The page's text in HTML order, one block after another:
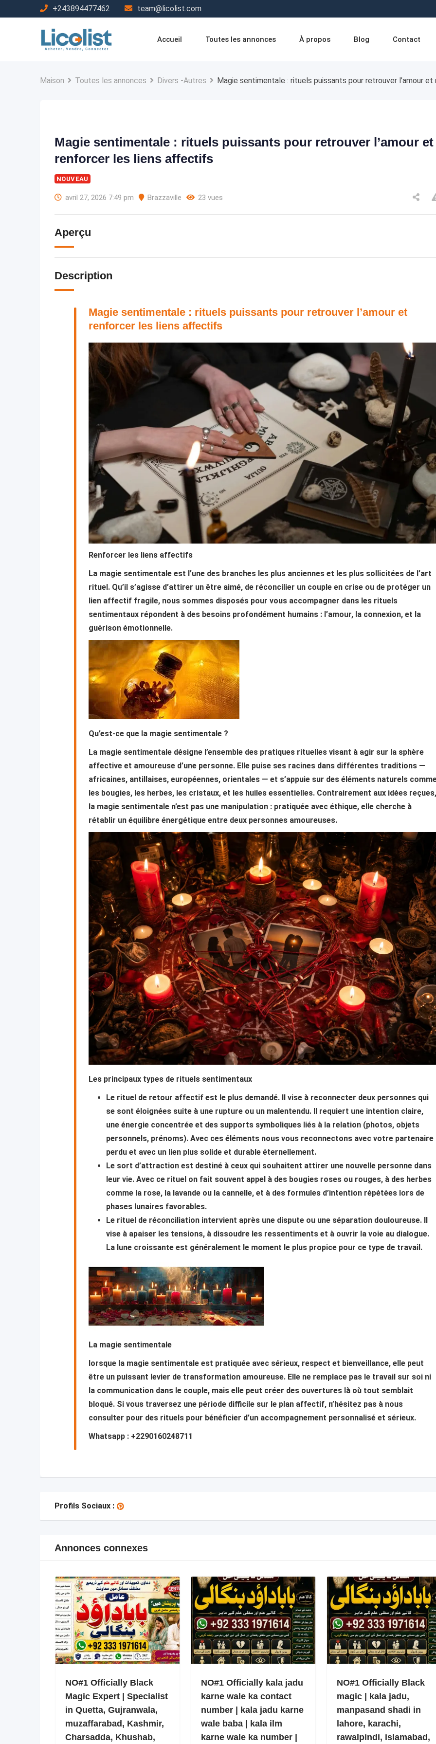
au
+243894477462 team@licolist.com
Accueil Toutes les annonces À propos Blog Contact
Maison Toutes les annonces Divers -Autres Magie sentimentale : rituels puissants pour retrouver l’amour
Magie sentimentale : rituels puissants pour retrouver l’amour et
renforcer les liens affectifs
NOUVEAU
avril 27, 2026 7:49 pm Brazzaville 23 vues
Aperçu
Description
Magie sentimentale : rituels puissants pour retrouver l’amour et
renforcer les liens affectifs
Renforcer les liens affectifs
La magie sentimentale est l’une des branches les plus anciennes et les plus sollicitées de l’art
rituel. Qu’il s’agisse d’attirer un être aimé, de réconcilier un couple en crise ou de protéger un
lien affectif fragile, nous sommes disposés pour vous accompagner dans les rituels
sentimentaux répondent à des besoins profondément humains : l’amour, la connexion, et la
guérison émotionnelle.
Qu’est-ce que la magie sentimentale ?
La magie sentimentale désigne l’ensemble des pratiques rituelles visant à agir sur la sphère
affective et amoureuse d’une personne. Elle puise ses racines dans différentes traditions —
africaines, antillaises, européennes, orientales — et s’appuie sur des éléments naturels
les bougies, les herbes, les cristaux, et les huiles essentielles. Contrairement aux idées reçues,
la magie sentimentale n’est pas une manipulation : pratiquée avec éthique, elle cherche à
rétablir un équilibre énergétique entre deux personnes amoureuses.
Les principaux types de rituels sentimentaux
Le rituel de retour affectif est le plus demandé. Il vise à reconnecter deux personnes qui
se sont éloignées suite à une rupture ou un malentendu. Il requiert une intention claire,
une énergie concentrée et des supports symboliques liés à la relation (photos, objets
personnels, prénoms). Avec ces éléments nous vous reconnectons avec votre partenaire
perdu et avec un lien plus solide et durable éternellement.
Le sort d’attraction est destiné à ceux qui souhaitent attirer une nouvelle personne dans
leur vie. Avec ce rituel on fait souvent appel à des bougies roses ou rouges, à des herbes
comme la rose, la lavande ou la cannelle, et à des formules d’intention répétées lors de
phases lunaires favorables.
Le rituel de réconciliation intervient après une dispute ou une séparation douloureuse. Il
vise à apaiser les tensions, à dissoudre les ressentiments et à ouvrir la voie au dialogue.
La lune croissante est généralement le moment le plus propice pour ce type de travail.
La magie sentimentale
lorsque la magie sentimentale est pratiquée avec sérieux, respect et bienveillance, elle peut
être un puissant levier de transformation amoureuse. Elle ne remplace pas le travail sur soi ni
la communication dans le couple, mais elle peut créer des ouvertures là où tout semblait
bloqué. Si vous traversez une période difficile sur le plan affectif, n’hésitez pas à nous
consulter pour des rituels pour bénéficier d’un accompagnement personnalisé et sérieux.
Whatsapp : +2290160248711
Profils Sociaux :
Annonces connexes
NO#1 Officially Black
Magic Expert | Specialist
in Quetta, Gujranwala,
muzaffarabad, Kashmir,
Charsadda, Khushab,
NO#1 Officially kala jadu
karne wale ka contact
number | kala jadu karne
wale baba | kala ilm
karne wale ka number |
NO#1 Officially Black
magic | kala jadu,
manpasand shadi in
lahore, karachi,
rawalpindi, islamabad,